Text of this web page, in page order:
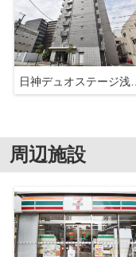
日神デュオステージ浅草今戸
周辺施設